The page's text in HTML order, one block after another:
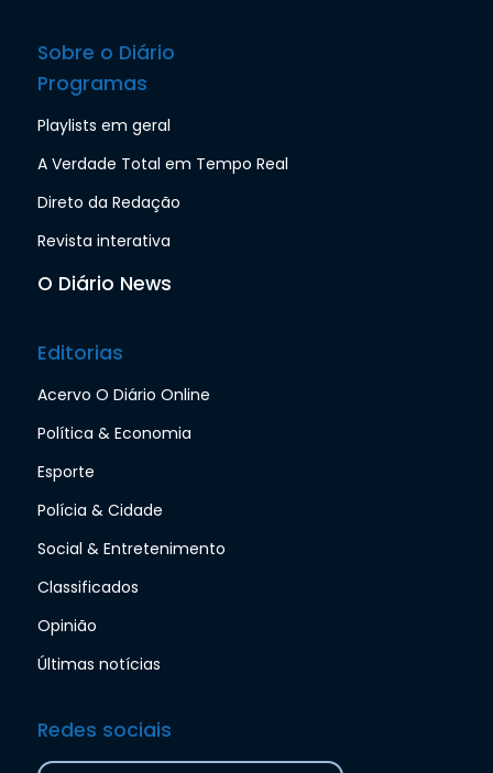
Sobre o Diário
Programas
Playlists em geral
A Verdade Total em Tempo Real
Direto da Redação
Revista interativa
O Diário News
Editorias
Acervo O Diário Online
Política & Economia
Esporte
Polícia & Cidade
Social & Entretenimento
Classificados
Opinião
Últimas notícias
Redes sociais